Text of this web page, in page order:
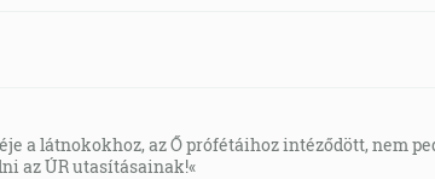
a látnokokhoz, az Ő prófétáihoz intéződött, nem
az ÚR utasításainak!«